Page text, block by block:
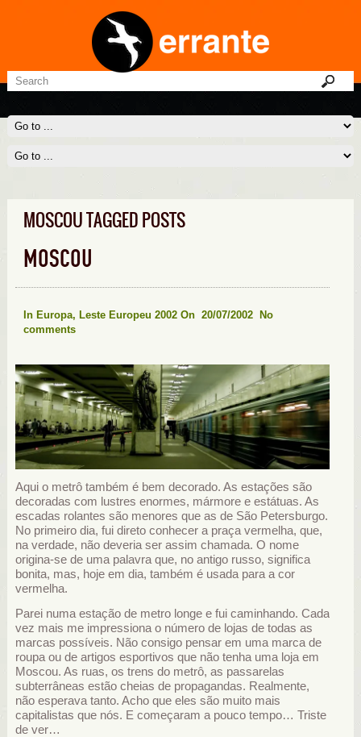
MOSCOU TAGGED POSTS
MOSCOU
In Europa, Leste Europeu 2002 On 20/07/2002
No
comments
Aqui o metrô também é bem decorado. As estações são
decoradas com lustres enormes, mármore e estátuas. As
escadas rolantes são menores que as de São Petersburgo.
No primeiro dia, fui direto conhecer a praça vermelha, que,
na verdade, não deveria ser assim chamada. O nome
origina-se de uma palavra que, no antigo russo, significa
bonita, mas, hoje em dia, também é usada para a cor
vermelha.
Parei numa estação de metro longe e fui caminhando. Cada
vez mais me impressiona o número de lojas de todas as
marcas possíveis. Não consigo pensar em uma marca de
roupa ou de artigos esportivos que não tenha uma loja em
Moscou. As ruas, os trens do metrô, as passarelas
subterrâneas estão cheias de propagandas. Realmente,
não esperava tanto. Acho que eles são muito mais
capitalistas que nós. E começaram a pouco tempo… Triste
de ver…